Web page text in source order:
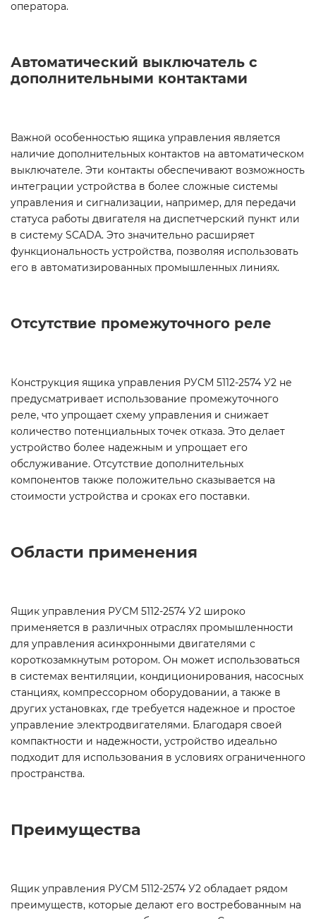
оператора.
Автоматический выключатель с
дополнительными контактами
Важной особенностью ящика управления является
наличие дополнительных контактов на автоматическом
выключателе. Эти контакты обеспечивают возможность
интеграции устройства в более сложные системы
управления и сигнализации, например, для передачи
статуса работы двигателя на диспетчерский пункт или
в систему SCADA. Это значительно расширяет
функциональность устройства, позволяя использовать
его в автоматизированных промышленных линиях.
Отсутствие промежуточного реле
Конструкция ящика управления РУСМ 5112-2574 У2 не
предусматривает использование промежуточного
реле, что упрощает схему управления и снижает
количество потенциальных точек отказа. Это делает
устройство более надежным и упрощает его
обслуживание. Отсутствие дополнительных
компонентов также положительно сказывается на
стоимости устройства и сроках его поставки.
Области применения
Ящик управления РУСМ 5112-2574 У2 широко
применяется в различных отраслях промышленности
для управления асинхронными двигателями с
короткозамкнутым ротором. Он может использоваться
в системах вентиляции, кондиционирования, насосных
станциях, компрессорном оборудовании, а также в
других установках, где требуется надежное и простое
управление электродвигателями. Благодаря своей
компактности и надежности, устройство идеально
подходит для использования в условиях ограниченного
пространства.
Преимущества
Ящик управления РУСМ 5112-2574 У2 обладает рядом
преимуществ, которые делают его востребованным на